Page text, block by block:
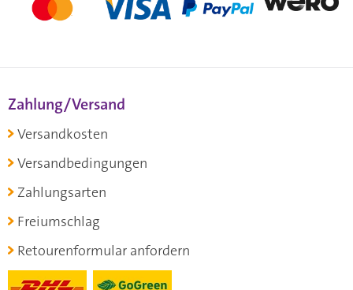
Zahlung/Versand
Versandkosten
Versandbedingungen
Zahlungsarten
Freiumschlag
Retourenformular anfordern